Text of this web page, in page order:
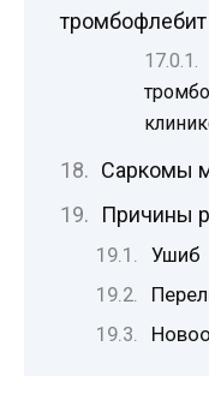
тромбофлебит
Саркомы
Причины
Ушиб